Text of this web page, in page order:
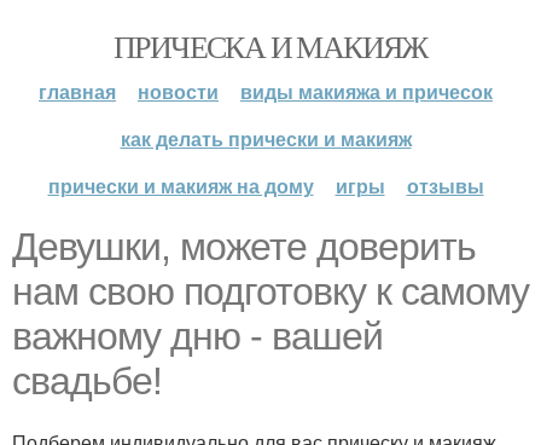
ПРИЧЕСКА И МАКИЯЖ
главная новости
виды макияжа и причесок
как делать прически и макияж
прически и макияж на дому
игры отзывы
Девушки, можете доверить
нам свою подготовку к самому
важному дню - вашей
свадьбе!